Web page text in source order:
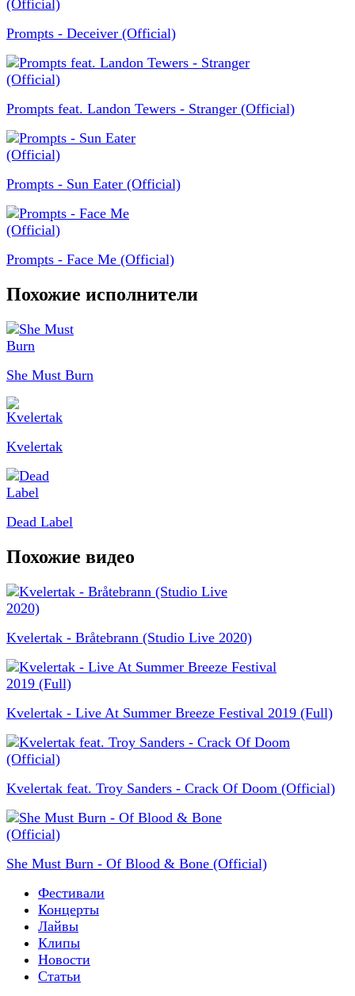
Prompts - Deceiver (Official)
Prompts feat. Landon Tewers - Stranger (Official)
Prompts - Sun Eater (Official)
Prompts - Face Me (Official)
Похожие исполнители
She Must Burn
Kvelertak
Dead Label
Похожие видео
Kvelertak - Bråtebrann (Studio Live 2020)
Kvelertak - Live At Summer Breeze Festival 2019 (Full)
Kvelertak feat. Troy Sanders - Crack Of Doom (Official)
She Must Burn - Of Blood & Bone (Official)
Фестивали
Концерты
Лайвы
Клипы
Новости
Статьи